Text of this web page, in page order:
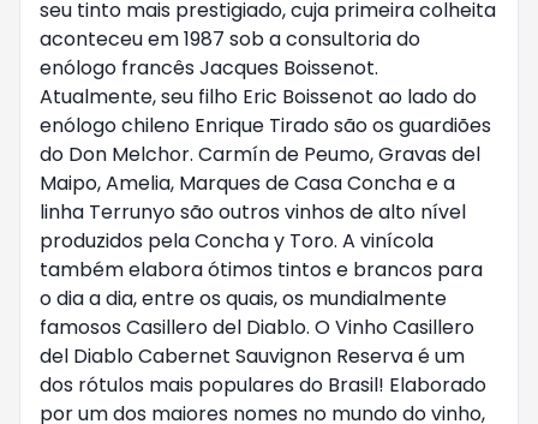
seu tinto mais prestigiado, cuja primeira colheita
aconteceu em 1987 sob a consultoria do
enólogo francês Jacques Boissenot.
Atualmente, seu filho Eric Boissenot ao lado do
enólogo chileno Enrique Tirado são os guardiões
do Don Melchor. Carmín de Peumo, Gravas del
Maipo, Amelia, Marques de Casa Concha e a
linha Terrunyo são outros vinhos de alto nível
produzidos pela Concha y Toro. A vinícola
também elabora ótimos tintos e brancos para
o dia a dia, entre os quais, os mundialmente
famosos Casillero del Diablo. O Vinho Casillero
del Diablo Cabernet Sauvignon Reserva é um
dos rótulos mais populares do Brasil! Elaborado
por um dos maiores nomes no mundo do vinho,